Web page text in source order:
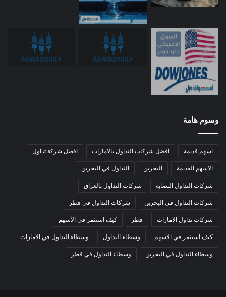
وسوم هامة
اسهم قديمة افضل شركات التداول بالامارات افضل شركة تداول
الاسهم القديمة البحرين التداول في البحرين
شركات التداول النصابة شركات التداول بالعراق
شركات التداول في البحرين شركات التداول في قطر
شركات تداول الامارات قطر كيف استثمر في الأسهم
كيف استثمر في الاسهم وسطاء التداول وسطاء التداول في الامارات
وسطاء التداول في البحرين وسطاء التداول في قطر